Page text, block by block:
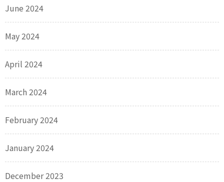
June 2024
May 2024
April 2024
March 2024
February 2024
January 2024
December 2023